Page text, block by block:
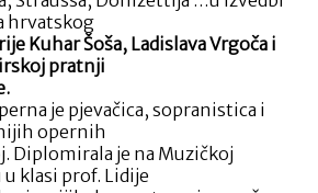
hrvatskog
Kuhar Šoša, Ladislava Vrgoča i
pratnji
je pjevačica, sopranistica i
opernih
Diplomirala je na Muzičkoj
klasi prof. Lidije